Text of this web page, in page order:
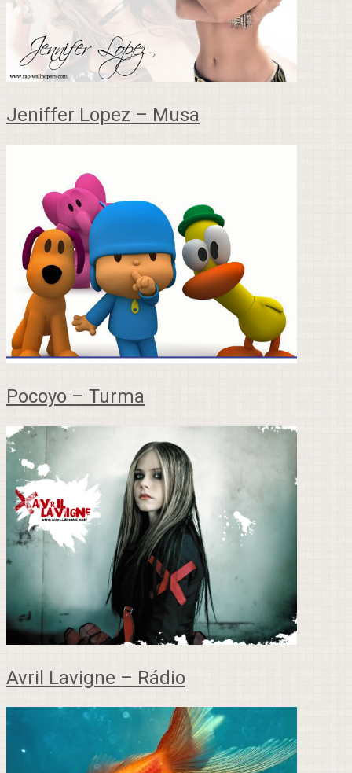
Jeniffer Lopez – Musa
Pocoyo – Turma
Avril Lavigne – Rádio